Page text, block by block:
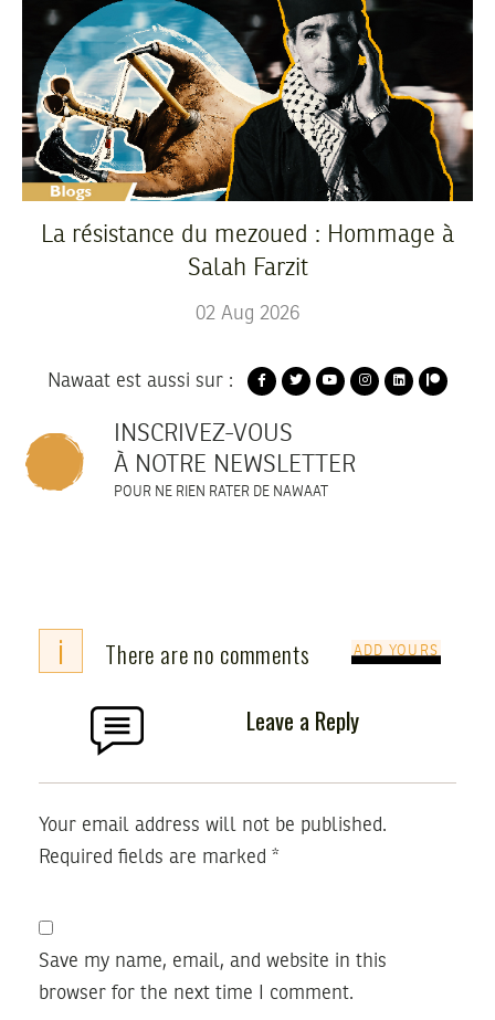
La résistance du mezoued : Hommage à
Salah Farzit
02 Aug 2026
Nawaat est aussi sur :
INSCRIVEZ-VOUS
À NOTRE NEWSLETTER
POUR NE RIEN RATER DE NAWAAT
i There are no comments ADD YOURS
Leave a Reply
Your email address will not be published.
Required fields are marked *
Save my name, email, and website in this
browser for the next time I comment.